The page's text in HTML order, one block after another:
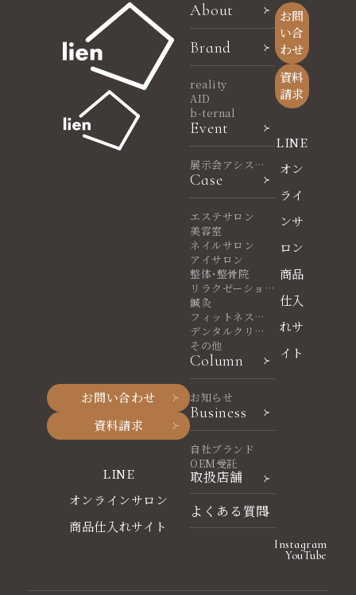
お問い合わせ
資料請求
LINE
オンラインサロン
商品仕入れサイト
About
Brand
reality
AID
b-ternal
Event
展示会アシスタ
ント
Case
エステサロン
美容室
ネイルサロン
アイサロン
整体・整骨院
リラクゼーショ
ンサロン
鍼灸
フィットネスヨ
ガ
デンタルクリニ
ック
その他
Column
お知らせ
Business
自社ブランド
OEM受託
取扱店舗
よくある質問
お問
い合
わせ
資料
請求
LINE
オン
ライ
ンサ
ロン
商品
仕入
れサ
イト
Instagram
YouTube